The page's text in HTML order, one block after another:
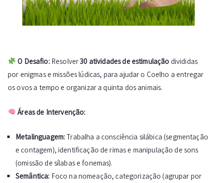
O Desafio:Resolver30 atividades de estimulação divididas
por enigmas e missões lúdicas, para ajudar o Coelho a entregar
os ovos a tempo e organizar a quinta dos animais.
Áreas de Intervenção:
Metalinguagem: Trabalha a consciência silábica (segmentação
e contagem), identificação de rimas e manipulação de sons
(omissão de sílabas e fonemas).
Semântica: Foco na nomeação, categorização (agrupar por